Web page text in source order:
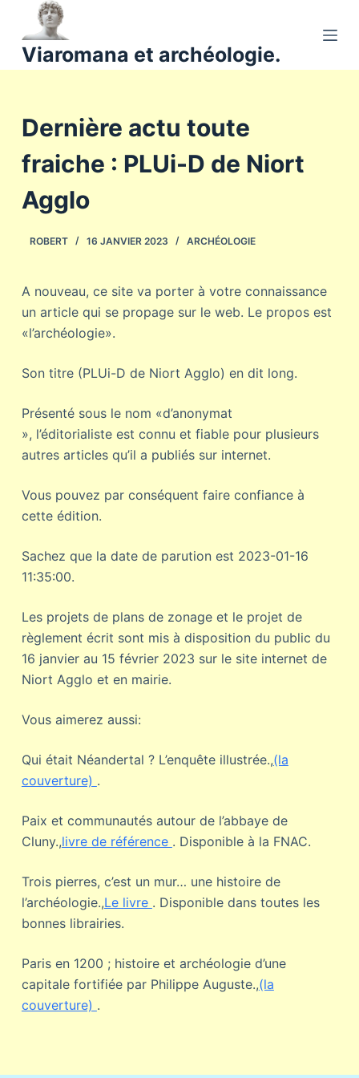
a
u
o
n
u
Viaromana et archéologie.
Dernière actu toute
fraiche : PLUi-D de Niort
Agglo
ROBERT 16 JANVIER 2023 ARCHÉOLOGIE
A nouveau, ce site va porter à votre connaissance
un article qui se propage sur le web. Le propos est
«l’archéologie».
Son titre (PLUi-D de Niort Agglo) en dit long.
Présenté sous le nom «d’anonymat
», l’éditorialiste est connu et fiable pour plusieurs
autres articles qu’il a publiés sur internet.
Vous pouvez par conséquent faire confiance à
cette édition.
Sachez que la date de parution est 2023-01-16
11:35:00.
Les projets de plans de zonage et le projet de
règlement écrit sont mis à disposition du public du
16 janvier au 15 février 2023 sur le site internet de
Niort Agglo et en mairie.
Vous aimerez aussi:
Qui était Néandertal ? L’enquête illustrée.,(la
couverture) .
Paix et communautés autour de l’abbaye de
Cluny.,livre de référence . Disponible à la FNAC.
Trois pierres, c’est un mur… une histoire de
l’archéologie.,Le livre . Disponible dans toutes les
bonnes librairies.
Paris en 1200 ; histoire et archéologie d’une
capitale fortifiée par Philippe Auguste.,(la
couverture) .